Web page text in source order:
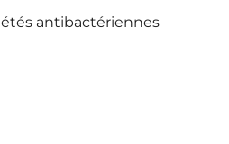
antibactériennes